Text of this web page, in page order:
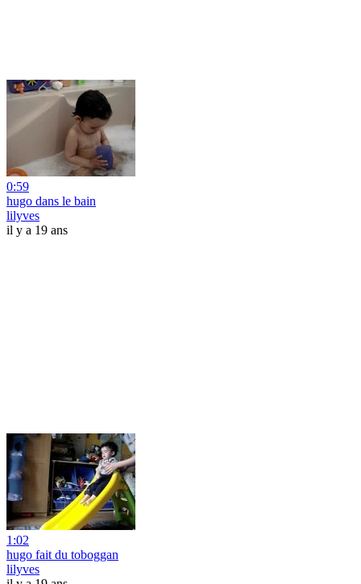
0:59
hugo dans le bain
lilyves
il y a 19 ans
1:02
hugo fait du toboggan
lilyves